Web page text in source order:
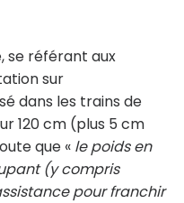
se référant aux
sur
dans les trains de
120 cm (plus 5 cm
que « le poids en
(y compris
pour franchir